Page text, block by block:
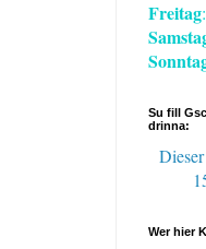
Freitag
Su fill
drinna:
Wer hier